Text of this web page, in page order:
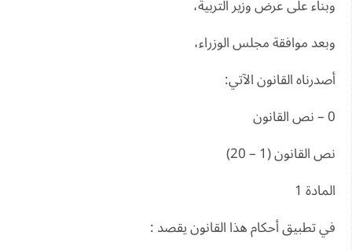
وبناء على عرض وزير التربية،
وبعد موافقة مجلس الوزراء،
أصدرناه القانون الآتي:
0 – نص القانون
نص القانون (1 – 20)
المادة 1
في تطبيق أحكام هذا القانون يقصد :